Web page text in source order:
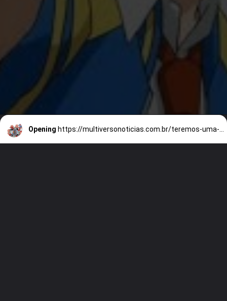
Opening